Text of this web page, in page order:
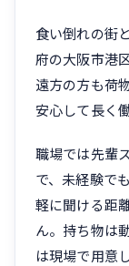
食い倒れの街
府の大阪市港
遠方の方も荷
安心して長く
職場では先輩
で、未経験で
軽に聞ける距
ん。持ち物は
は現場で用意